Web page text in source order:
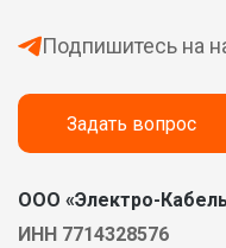
Подпишитесь на
Задать вопрос
ООО «Электро-
ИНН 7714328576